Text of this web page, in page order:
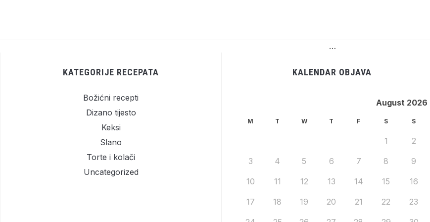
…
KATEGORIJE RECEPATA
Božićni recepti
Dizano tijesto
Keksi
Slano
Torte i kolači
Uncategorized
KALENDAR OBJAVA
August 2026
M T W T F S S
1 2
3 4 5 6 7 8 9
10 11 12 13 14 15 16
17 18 19 20 21 22 23